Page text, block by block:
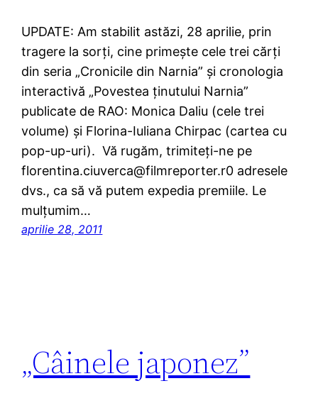
UPDATE: Am stabilit astăzi, 28 aprilie, prin
tragere la sorţi, cine primeşte cele trei cărţi
din seria „Cronicile din Narnia” şi cronologia
interactivă „Povestea ţinutului Narnia”
publicate de RAO: Monica Daliu (cele trei
volume) şi Florina-Iuliana Chirpac (cartea cu
pop-up-uri). Vă rugăm, trimiteţi-ne pe
florentina.ciuverca@filmreporter.r0 adresele
dvs., ca să vă putem expedia premiile. Le
mulţumim…
aprilie 28, 2011
„Câinele japonez”